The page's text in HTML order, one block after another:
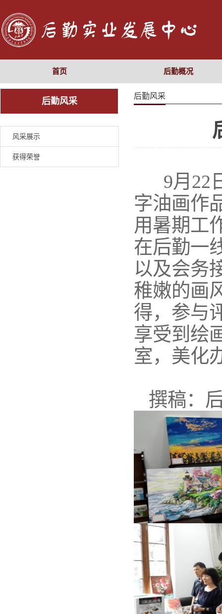
首页 后勤概况
后勤风采
风采展示
获得荣誉
后勤风采
9月22
字油画作
用暑期工
在后勤一
以及会务
稚嫩的画
得，参与
享受到绘
室，美化
撰稿：